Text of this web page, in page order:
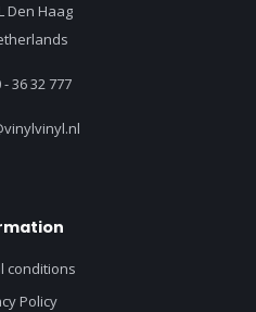
Den Haag
- 36 32 777
conditions
Policy